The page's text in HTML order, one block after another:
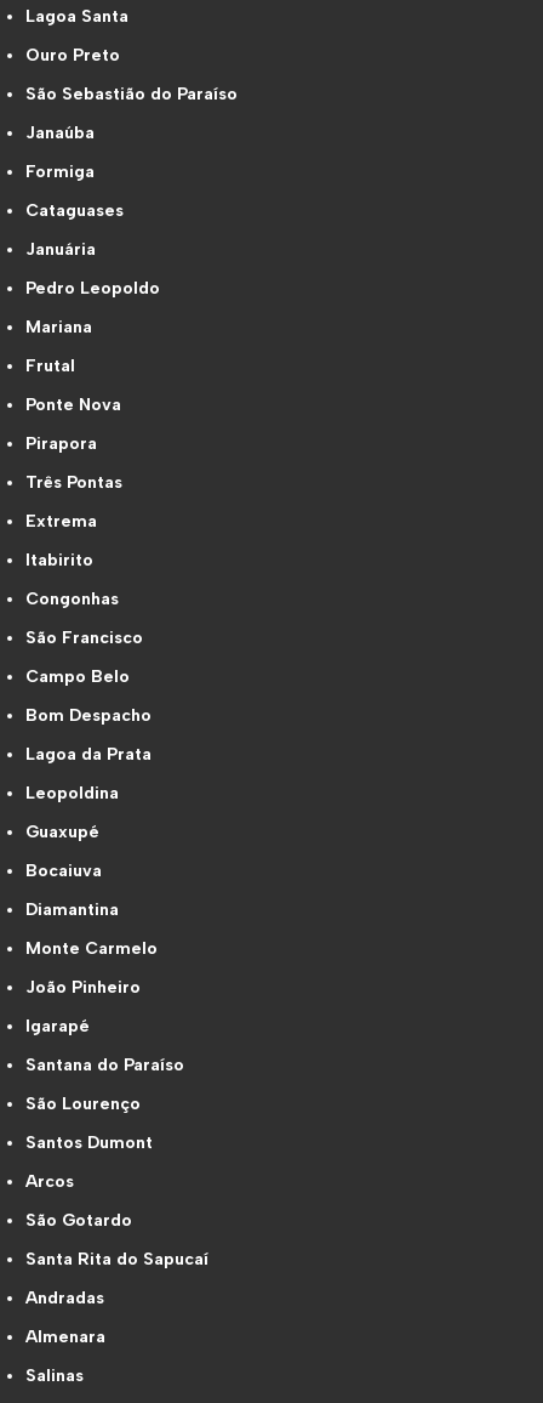
Lagoa Santa
Ouro Preto
São Sebastião do Paraíso
Janaúba
Formiga
Cataguases
Januária
Pedro Leopoldo
Mariana
Frutal
Ponte Nova
Pirapora
Três Pontas
Extrema
Itabirito
Congonhas
São Francisco
Campo Belo
Bom Despacho
Lagoa da Prata
Leopoldina
Guaxupé
Bocaiuva
Diamantina
Monte Carmelo
João Pinheiro
Igarapé
Santana do Paraíso
São Lourenço
Santos Dumont
Arcos
São Gotardo
Santa Rita do Sapucaí
Andradas
Almenara
Salinas